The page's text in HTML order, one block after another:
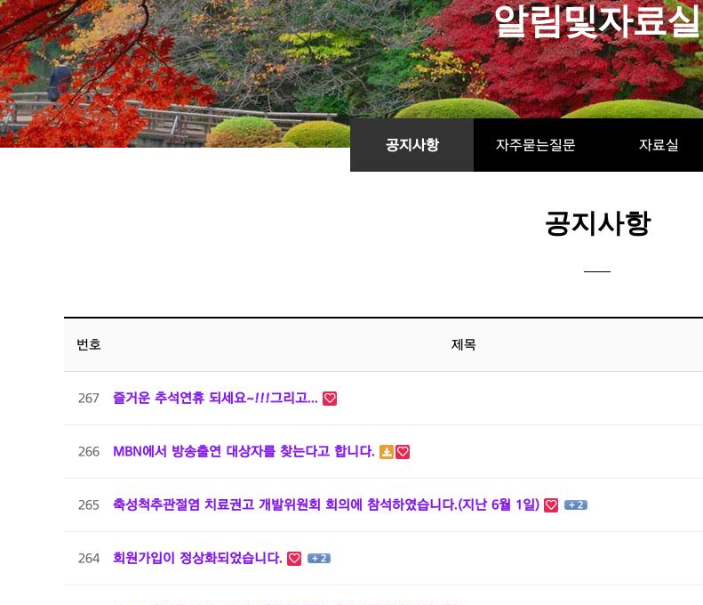
공지사항 자주묻는질문 자료실
알림및자료실
공지사항
번호 제목
267 즐거운 추석연휴 되세요~!!!그리고...
266 MBN에서 방송출연 대상자를 찾는다고 합니다.
265 축성척추관절염 치료권고 개발위원회 회의에 참석하였습니다.(지난 6월 1일) + 2
264 회원가입이 정상화되었습니다. + 2